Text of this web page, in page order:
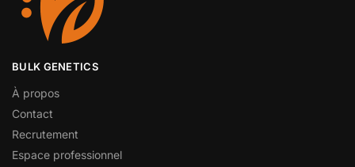
BULK GENETICS
À propos
Contact
Recrutement
Espace professionnel